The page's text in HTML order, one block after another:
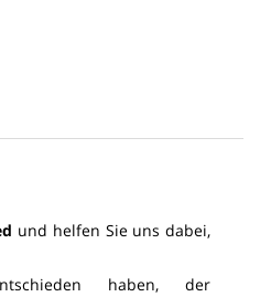
und helfen Sie uns dabei,
haben, der